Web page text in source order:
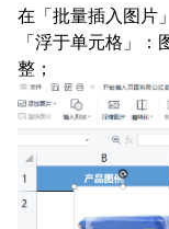
在「批量插入图片
「浮于单元格」
整；